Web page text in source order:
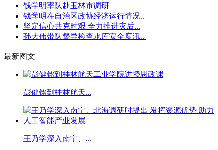
钱学明率队赴玉林市调研
钱学明在自治区政协经济运行情况...
坚定信心共克时艰 全力推进灾后...
孙大伟带队督导检查水库安全度汛...
最新图文
彭健铭到桂林航天...
王乃学深入南宁、...